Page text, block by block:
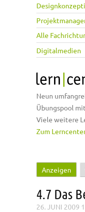
Alle
Digitalmedien
Neun
Übungspool
Viele weitere
Zum
Haupt-
Anzeigen
4.7 Das
26. JUNI 2009